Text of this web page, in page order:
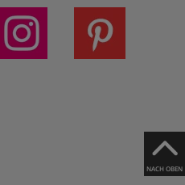
NACH OBEN